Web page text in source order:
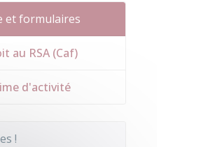
et formulaires
au RSA (Caf)
d'activité
!